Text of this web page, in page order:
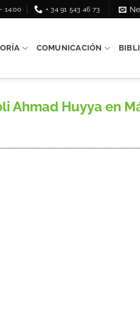
14:00 + 34 91 543 46 73
COMUNICACIÓN
Ahmad Huyya en